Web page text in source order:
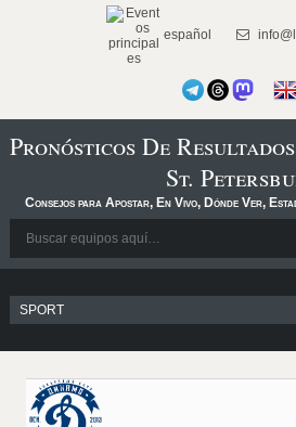
español
Pronósticos De
St.
Consejos para Apostar, En Vivo, Dónde Ver,